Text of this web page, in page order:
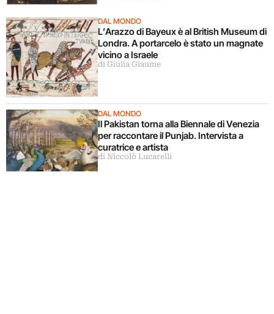
DAL MONDO
L’Arazzo di Bayeux è al British Museum di
Londra. A portarcelo è stato un magnate
vicino a Israele
di Giulia Giaume
DAL MONDO
Il Pakistan torna alla Biennale di Venezia
per raccontare il Punjab. Intervista a
curatrice e artista
di Niccolò Lucarelli